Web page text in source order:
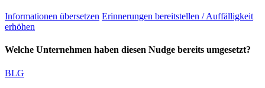
Informationen übersetzen Erinnerungen bereitstellen / Auffälligkeit
erhöhen
Welche Unternehmen haben diesen Nudge bereits umgesetzt?
BLG